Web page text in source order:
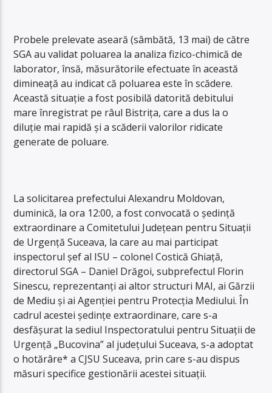
Probele prelevate aseară (sâmbătă, 13 mai) de către
SGA au validat poluarea la analiza fizico-chimică de
laborator, însă, măsurătorile efectuate în această
dimineață au indicat că poluarea este în scădere.
Această situație a fost posibilă datorită debitului
mare înregistrat pe râul Bistrița, care a dus la o
diluție mai rapidă și a scăderii valorilor ridicate
generate de poluare.
La solicitarea prefectului Alexandru Moldovan,
duminică, la ora 12:00, a fost convocată o ședință
extraordinare a Comitetului Județean pentru Situații
de Urgență Suceava, la care au mai participat
inspectorul șef al ISU – colonel Costică Ghiață,
directorul SGA – Daniel Drăgoi, subprefectul Florin
Sinescu, reprezentanți ai altor structuri MAI, ai Gărzii
de Mediu și ai Agenției pentru Protecția Mediului. În
cadrul acestei ședințe extraordinare, care s-a
desfășurat la sediul Inspectoratului pentru Situații de
Urgență „Bucovina” al județului Suceava, s-a adoptat
o hotărâre* a CJSU Suceava, prin care s-au dispus
măsuri specifice gestionării acestei situații.